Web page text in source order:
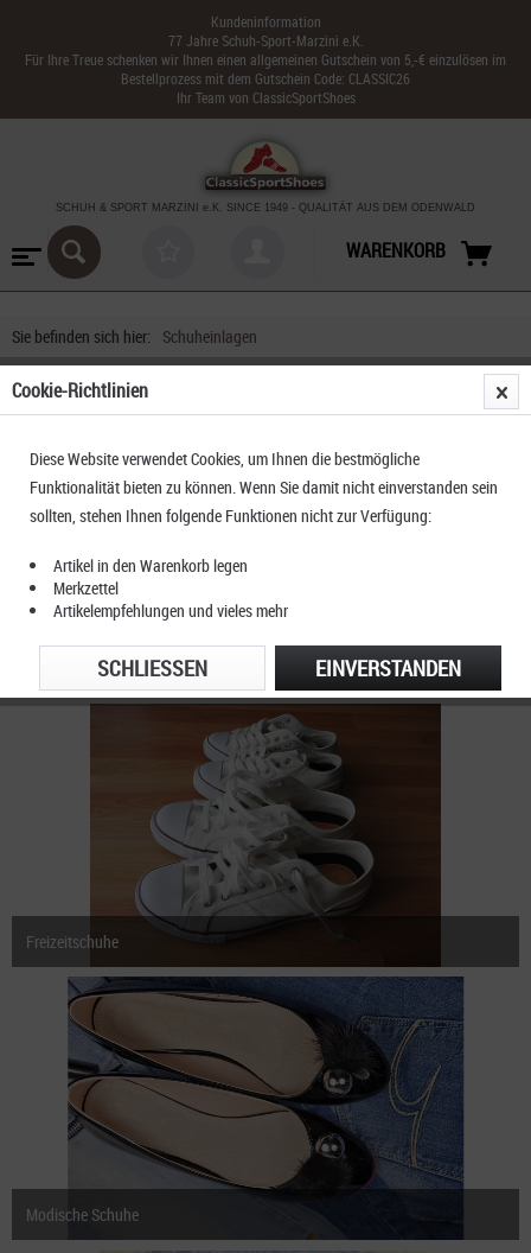
Kundeninformation
77 Jahre Schuh-Sport-Marzini e.K.
Für Ihre Treue schenken wir Ihnen einen allgemeinen Gutschein von 5,-€ einzulösen im
Bestellprozess mit dem Gutschein Code: CLASSIC26
Ihr Team von ClassicSportShoes
SCHUH & SPORT MARZINI e.K. SINCE 1949 - QUALITÄT AUS DEM ODENWALD
WARENKORB
Sie befinden sich hier: Schuheinlagen
Sportschuhe
Freizeitschuhe
Modische Schuhe
Cookie-Richtlinien
Diese Website verwendet Cookies, um Ihnen die bestmögliche
Funktionalität bieten zu können. Wenn Sie damit nicht einverstanden sein
sollten, stehen Ihnen folgende Funktionen nicht zur Verfügung:
Artikel in den Warenkorb legen
Merkzettel
Artikelempfehlungen und vieles mehr
EINVERSTANDEN
SCHLIESSEN